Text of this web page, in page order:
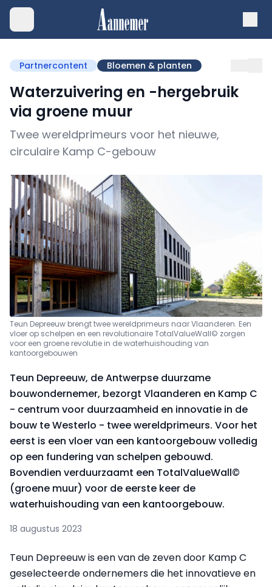
Partnercontent Bloemen & planten
Waterzuivering en -hergebruik
via groene muur
Twee wereldprimeurs voor het nieuwe,
circulaire Kamp C-gebouw
Teun Depreeuw brengt twee wereldprimeurs naar Vlaanderen. Een
vloer op schelpen en een revolutionaire TotalValueWall© zorgen
voor een groene revolutie in de waterhuishouding van
kantoorgebouwen
Teun Depreeuw, de Antwerpse duurzame
bouwondernemer, bezorgt Vlaanderen en Kamp C
- centrum voor duurzaamheid en innovatie in de
bouw te Westerlo - twee wereldprimeurs. Voor het
eerst is een vloer van een kantoorgebouw volledig
op een fundering van schelpen gebouwd.
Bovendien verduurzaamt een TotalValueWall©
(groene muur) voor de eerste keer de
waterhuishouding van een kantoorgebouw.
18 augustus 2023
Teun Depreeuw is een van de zeven door Kamp C
geselecteerde ondernemers die het innovatieve en